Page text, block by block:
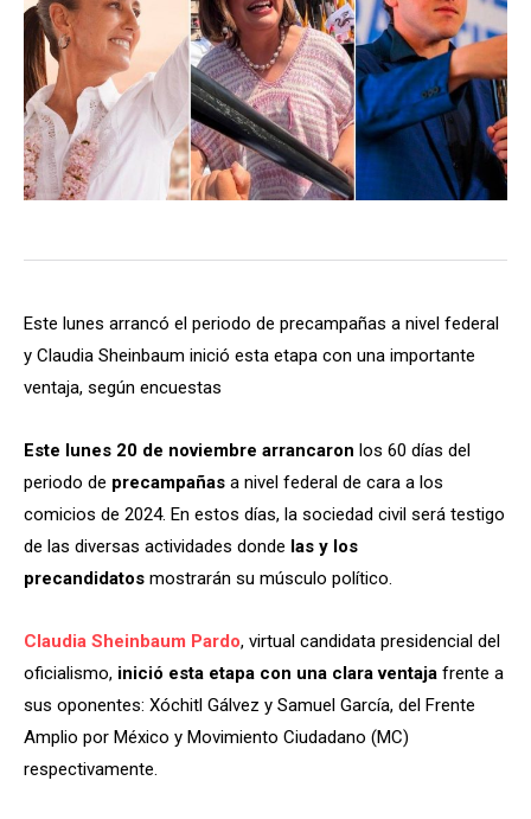
Este lunes arrancó el periodo de precampañas a nivel federal
y Claudia Sheinbaum inició esta etapa con una importante
ventaja, según encuestas
Este lunes 20 de noviembre arrancaron los 60 días del
periodo de precampañas a nivel federal de cara a los
comicios de 2024. En estos días, la sociedad civil será testigo
de las diversas actividades donde las y los
precandidatos mostrarán su músculo político.
Claudia Sheinbaum Pardo, virtual candidata presidencial del
oficialismo, inició esta etapa con una clara ventaja frente a
sus oponentes: Xóchitl Gálvez y Samuel García, del Frente
Amplio por México y Movimiento Ciudadano (MC)
respectivamente.